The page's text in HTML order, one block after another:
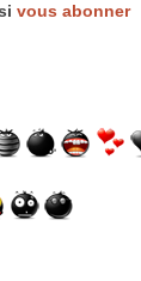
vous abonner